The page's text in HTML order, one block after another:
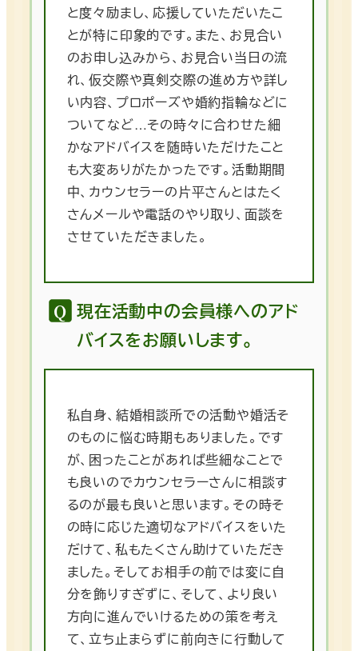
と度々励まし、応援していただいたこ
とが特に印象的です。また、お見合い
のお申し込みから、お見合い当日の流
れ、仮交際や真剣交際の進め方や詳し
い内容、プロポーズや婚約指輪などに
ついてなど…その時々に合わせた細
かなアドバイスを随時いただけたこと
も大変ありがたかったです。活動期間
中、カウンセラーの片平さんとはたく
さんメールや電話のやり取り、面談を
させていただきました。
現在活動中の会員様へのアド
バイスをお願いします。
私自身、結婚相談所での活動や婚活そ
のものに悩む時期もありました。です
が、困ったことがあれば些細なことで
も良いのでカウンセラーさんに相談す
るのが最も良いと思います。その時そ
の時に応じた適切なアドバイスをいた
だけて、私もたくさん助けていただき
ました。そしてお相手の前では変に自
分を飾りすぎずに、そして、より良い
方向に進んでいけるための策を考え
て、立ち止まらずに前向きに行動して